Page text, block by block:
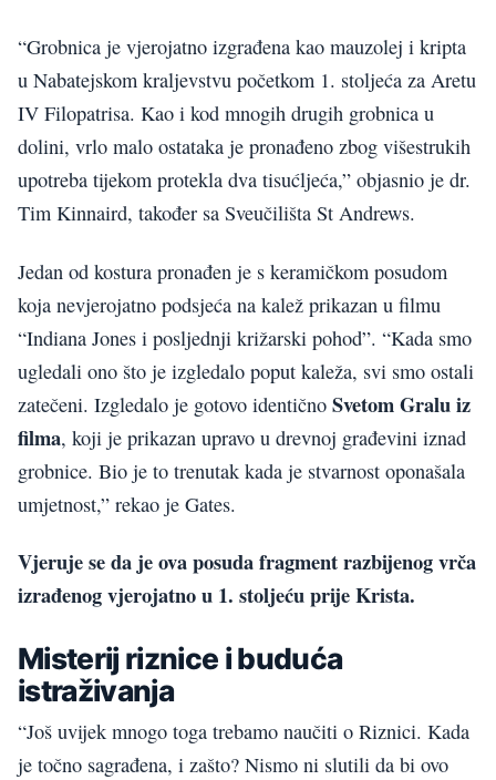
“Grobnica je vjerojatno izgrađena kao mauzolej i kripta
u Nabatejskom kraljevstvu početkom 1. stoljeća za Aretu
IV Filopatrisa. Kao i kod mnogih drugih grobnica u
dolini, vrlo malo ostataka je pronađeno zbog višestrukih
upotreba tijekom protekla dva tisućljeća,” objasnio je dr.
Tim Kinnaird, također sa Sveučilišta St Andrews.
Jedan od kostura pronađen je s keramičkom posudom
koja nevjerojatno podsjeća na kalež prikazan u filmu
“Indiana Jones i posljednji križarski pohod”. “Kada smo
ugledali ono što je izgledalo poput kaleža, svi smo ostali
zatečeni. Izgledalo je gotovo identično Svetom Gralu iz
filma, koji je prikazan upravo u drevnoj građevini iznad
grobnice. Bio je to trenutak kada je stvarnost oponašala
umjetnost,” rekao je Gates.
Vjeruje se da je ova posuda fragment razbijenog vrča
izrađenog vjerojatno u 1. stoljeću prije Krista.
Misterij riznice i buduća
istraživanja
“Još uvijek mnogo toga trebamo naučiti o Riznici. Kada
je točno sagrađena, i zašto? Nismo ni slutili da bi ovo